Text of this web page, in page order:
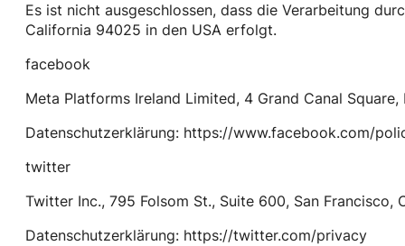
Es ist nicht ausgeschlossen, dass die Verarbeitung
California 94025 in den USA erfolgt.
facebook
Meta Platforms Ireland Limited, 4 Grand Canal Square,
Datenschutzerklärung: https://www.facebook.com/
twitter
Twitter Inc., 795 Folsom St., Suite 600, San Francisco,
Datenschutzerklärung: https://twitter.com/privacy